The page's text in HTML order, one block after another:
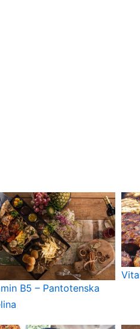
B5 – Pantotenska